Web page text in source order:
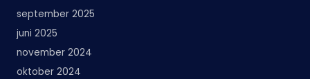
september 2025
juni 2025
november 2024
oktober 2024